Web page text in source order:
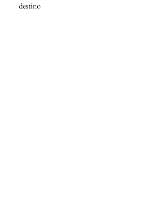
destino